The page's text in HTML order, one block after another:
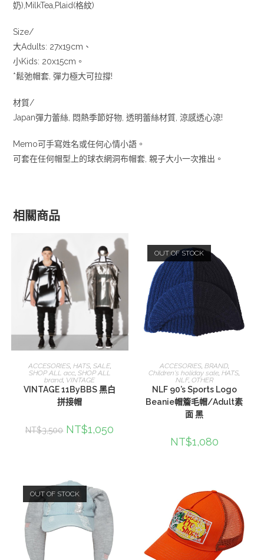
奶),MilkTea,Plaid(格紋)
Size/
大Adults: 27x19cm、
小Kids: 20x15cm。
*鬆弛帽套, 彈力極大可拉撐!
材質/
Japan彈力蕾絲, 悶熱季節好物, 透明蕾絲材質, 涼感透心涼!
Memo可手寫姓名或任何心情小語。
可套在任何帽型上的球衣網洞布帽套, 親子大小一次推出。
相關商品
加入購物車
ACCESORIES, HATS, SALE,
SHOP ALL acc, SHOP ALL
brand, VINTAGE
VINTAGE 11ByBBS 黑白
拼接帽
NT$3,500 NT$1,050
OUT OF STOCK
查看內容
ACCESORIES, BRAND,
Children's holiday sale,HATS,
NLF, OTHER
NLF 90’s Sports Logo
Beanie帽簷毛帽/Adult素
面 黑
NT$1,080
OUT OF STOCK